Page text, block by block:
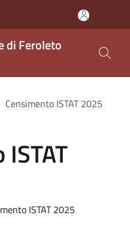
di Feroleto
Censimento ISTAT 2025
ISTAT 2025